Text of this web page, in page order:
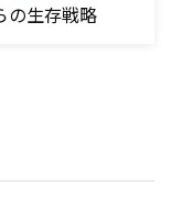
の生存戦略